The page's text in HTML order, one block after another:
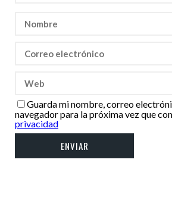
Guarda mi nombre, correo
navegador para la próxima vez que
privacidad